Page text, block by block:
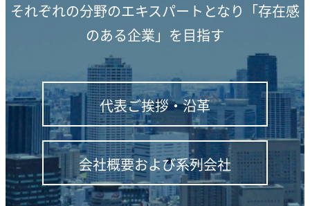
それぞれの分野のエキスパートとなり「存在感
のある企業」を目指す
代表ご挨拶・沿革
会社概要および系列会社